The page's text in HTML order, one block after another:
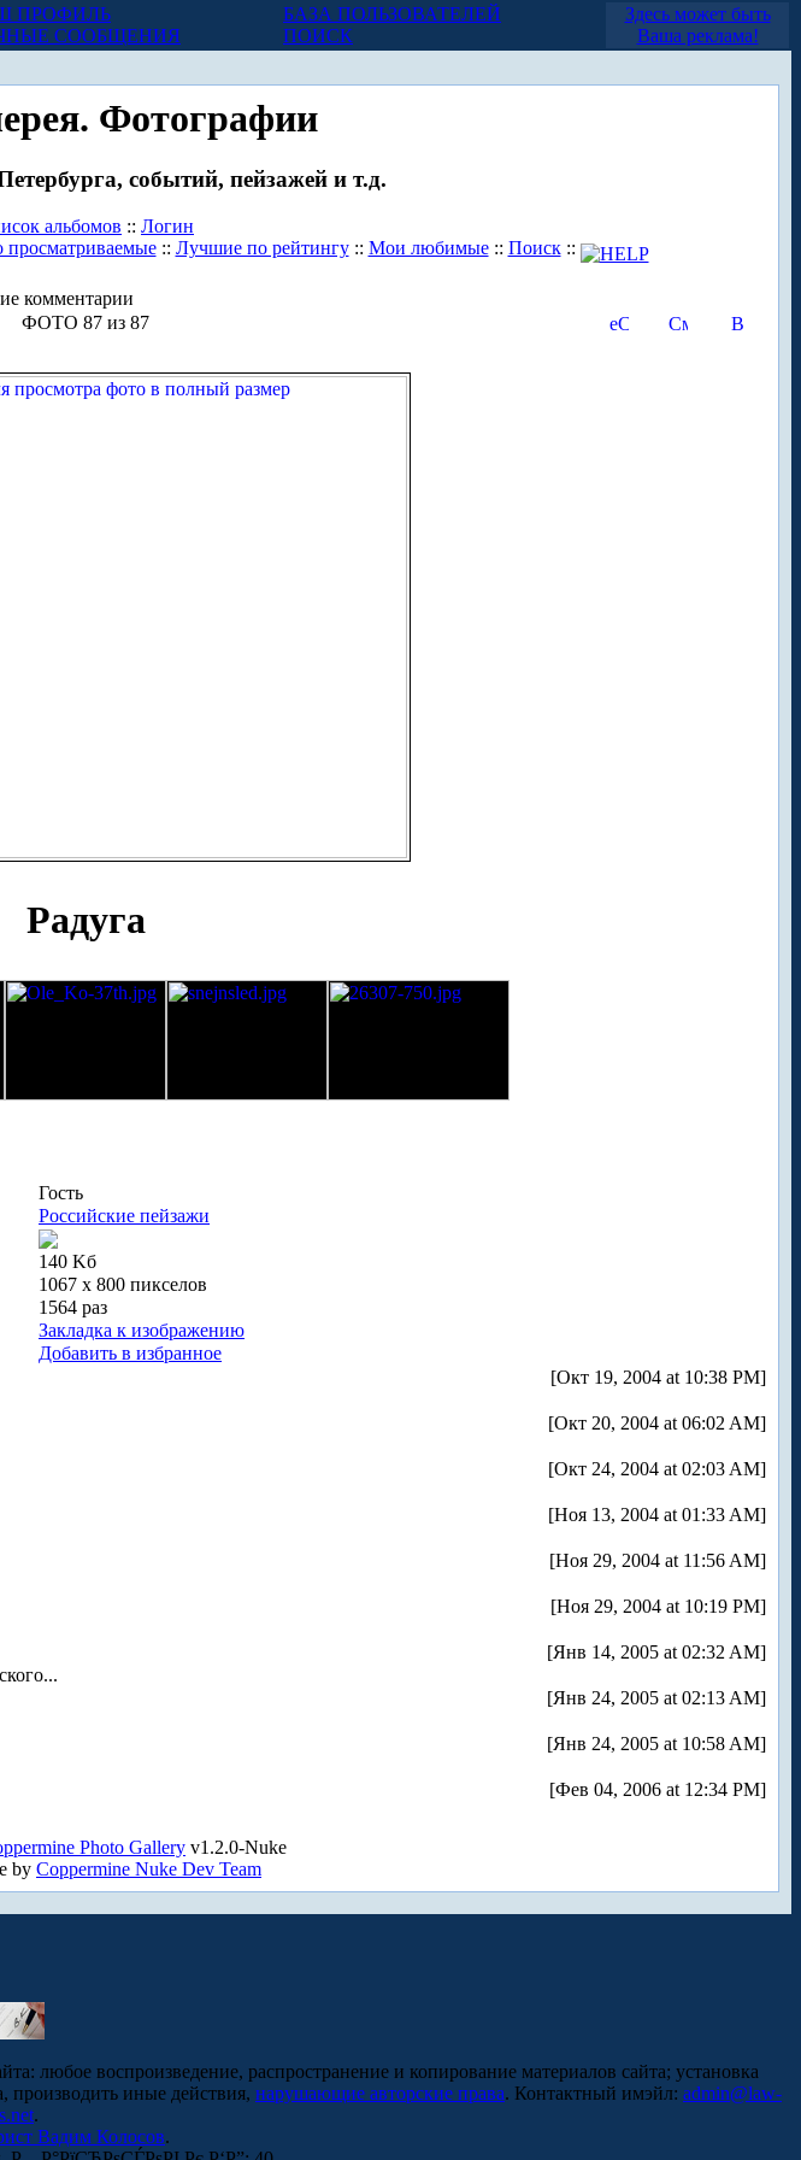
ПРОФИЛЬ
СООБЩЕНИЯ
БАЗА ПОЛЬЗОВАТЕЛЕЙ
ПОИСК
Здесь может быть
Ваша реклама!
Фотографии
событий, пейзажей и т.д.
альбомов :: Логин
просматриваемые:: Лучшие по рейтингу:: Мои любимые:: Поиск::
комментарии
ФОТО 87 из 87
Радуга
Гость
Российские пейзажи
140 Kб
1067 x 800 пикселов
1564 раз
Закладка к изображению
Добавить в избранное
[Окт 19, 2004 at 10:38 PM]
[Окт 20, 2004 at 06:02 AM]
[Окт 24, 2004 at 02:03 AM]
[Ноя 13, 2004 at 01:33 AM]
[Ноя 29, 2004 at 11:56 AM]
[Ноя 29, 2004 at 10:19 PM]
[Янв 14, 2005 at 02:32 AM]
[Янв 24, 2005 at 02:13 AM]
[Янв 24, 2005 at 10:58 AM]
[Фев 04, 2006 at 12:34 PM]
Photo Gallery v1.2.0-Nuke
by Coppermine Nuke Dev Team
любое воспроизведение, распространение и копирование материалов сайта; установка
производить иные действия, нарушающие авторские права. Контактный имэйл: admin@law-
.
Вадим Колосов.